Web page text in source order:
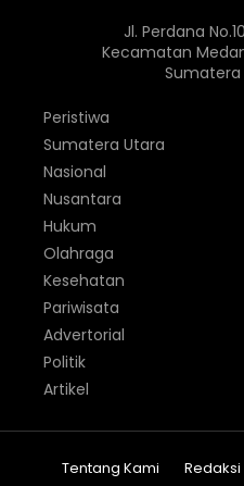
Jl. Perdana
Kecamatan
Sumatera
Peristiwa
Sumatera Utara
Nasional
Nusantara
Hukum
Olahraga
Kesehatan
Pariwisata
Advertorial
Politik
Artikel
Tentang Kami Redaksi